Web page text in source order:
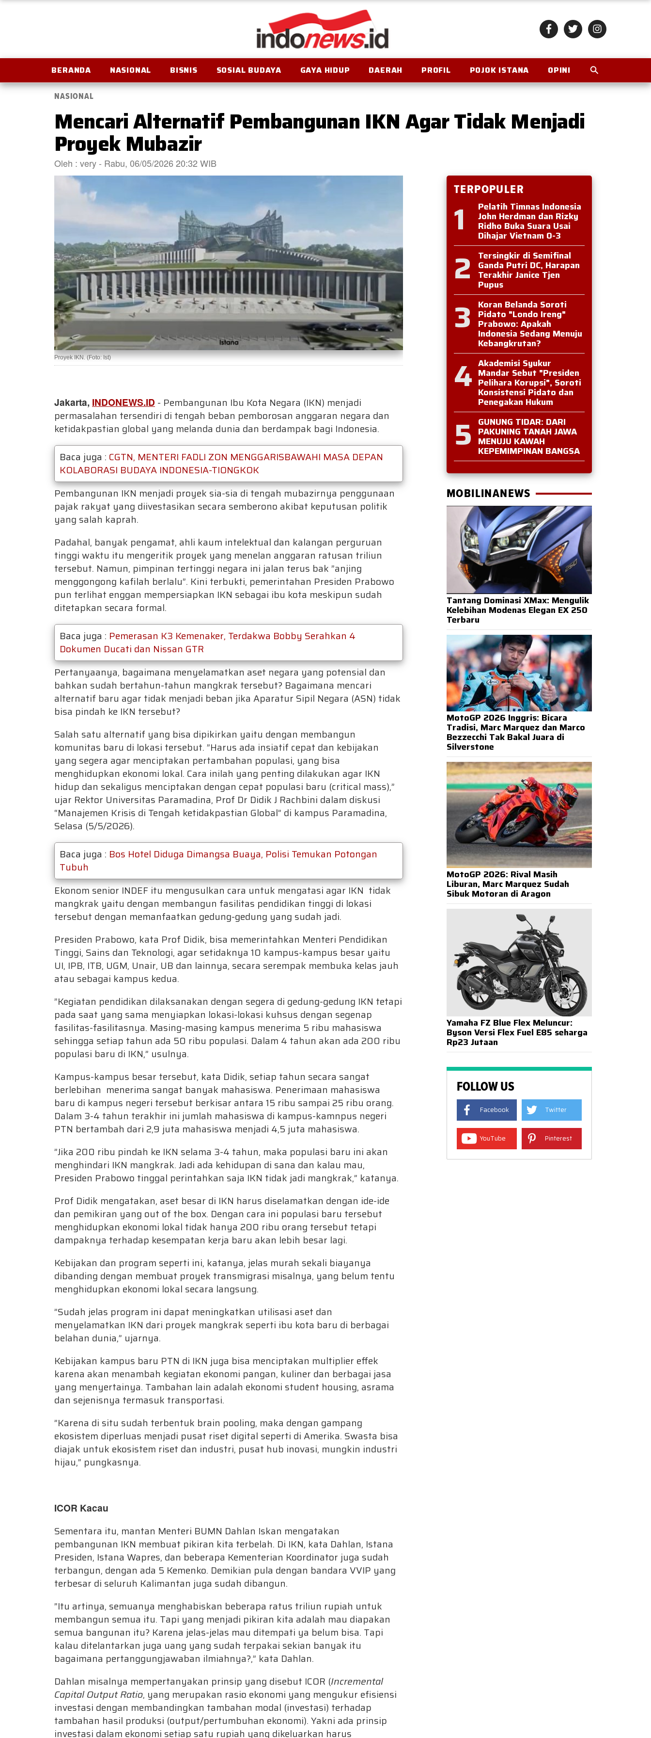
BERANDA NASIONAL BISNIS SOSIAL BUDAYA GAYA HIDUP DAERAH PROFIL POJOK ISTANA OPINI
NASIONAL
Mencari Alternatif Pembangunan IKN Agar Tidak Menjadi
Proyek Mubazir
Oleh : very - Rabu, 06/05/2026 20:32 WIB
Proyek IKN. (Foto: Ist)
Jakarta, INDONEWS.ID - Pembangunan Ibu Kota Negara (IKN) menjadi
permasalahan tersendiri di tengah beban pemborosan anggaran negara dan
ketidakpastian global yang melanda dunia dan berdampak bagi Indonesia.
Baca juga : CGTN, MENTERI FADLI ZON MENGGARISBAWAHI MASA DEPAN
KOLABORASI BUDAYA INDONESIA-TIONGKOK
Pembangunan IKN menjadi proyek sia-sia di tengah mubazirnya penggunaan
pajak rakyat yang diivestasikan secara semberono akibat keputusan politik
yang salah kaprah.
Padahal, banyak pengamat, ahli kaum intelektual dan kalangan perguruan
tinggi waktu itu mengeritik proyek yang menelan anggaran ratusan triliun
tersebut. Namun, pimpinan tertinggi negara ini jalan terus bak ”anjing
menggongong kafilah berlalu”. Kini terbukti, pemerintahan Presiden Prabowo
pun terlihat enggan mempersiapkan IKN sebagai ibu kota meskipun sudah
ditetapkan secara formal.
Baca juga : Pemerasan K3 Kemenaker, Terdakwa Bobby Serahkan 4
Dokumen Ducati dan Nissan GTR
Pertanyaanya, bagaimana menyelamatkan aset negara yang potensial dan
bahkan sudah bertahun-tahun mangkrak tersebut? Bagaimana mencari
alternatif baru agar tidak menjadi beban jika Aparatur Sipil Negara (ASN) tidak
bisa pindah ke IKN tersebut?
Salah satu alternatif yang bisa dipikirkan yaitu dengan membangun
komunitas baru di lokasi tersebut. ”Harus ada insiatif cepat dan kebijakan
yang segera agar menciptakan pertambahan populasi, yang bisa
menghidupkan ekonomi lokal. Cara inilah yang penting dilakukan agar IKN
hidup dan sekaligus menciptakan dengan cepat populasi baru (critical mass),”
ujar Rektor Universitas Paramadina, Prof Dr Didik J Rachbini dalam diskusi
“Manajemen Krisis di Tengah ketidakpastian Global” di kampus Paramadina,
Selasa (5/5/2026).
Baca juga : Bos Hotel Diduga Dimangsa Buaya, Polisi Temukan Potongan
Tubuh
Ekonom senior INDEF itu mengusulkan cara untuk mengatasi agar IKN tidak
mangkrak yaitu dengan membangun fasilitas pendidikan tinggi di lokasi
tersebut dengan memanfaatkan gedung-gedung yang sudah jadi.
Presiden Prabowo, kata Prof Didik, bisa memerintahkan Menteri Pendidikan
Tinggi, Sains dan Teknologi, agar setidaknya 10 kampus-kampus besar yaitu
UI, IPB, ITB, UGM, Unair, UB dan lainnya, secara serempak membuka kelas jauh
atau sebagai kampus kedua.
”Kegiatan pendidikan dilaksanakan dengan segera di gedung-gedung IKN tetapi
pada saat yang sama menyiapkan lokasi-lokasi kuhsus dengan segenap
fasilitas-fasilitasnya. Masing-masing kampus menerima 5 ribu mahasiswa
sehingga setiap tahun ada 50 ribu populasi. Dalam 4 tahun akan ada 200 ribu
populasi baru di IKN,” usulnya.
Kampus-kampus besar tersebut, kata Didik, setiap tahun secara sangat
berlebihan menerima sangat banyak mahasiswa. Penerimaan mahasiswa
baru di kampus negeri tersebut berkisar antara 15 ribu sampai 25 ribu orang.
Dalam 3-4 tahun terakhir ini jumlah mahasiswa di kampus-kamnpus negeri
PTN bertambah dari 2,9 juta mahasiswa menjadi 4,5 juta mahasiswa.
”Jika 200 ribu pindah ke IKN selama 3-4 tahun, maka populasi baru ini akan
menghindari IKN mangkrak. Jadi ada kehidupan di sana dan kalau mau,
Presiden Prabowo tinggal perintahkan saja IKN tidak jadi mangkrak,” katanya.
Prof Didik mengatakan, aset besar di IKN harus diselamatkan dengan ide-ide
dan pemikiran yang out of the box. Dengan cara ini populasi baru tersebut
menghidupkan ekonomi lokal tidak hanya 200 ribu orang tersebut tetapi
dampaknya terhadap kesempatan kerja baru akan lebih besar lagi.
Kebijakan dan program seperti ini, katanya, jelas murah sekali biayanya
dibanding dengan membuat proyek transmigrasi misalnya, yang belum tentu
menghidupkan ekonomi lokal secara langsung.
”Sudah jelas program ini dapat meningkatkan utilisasi aset dan
menyelamatkan IKN dari proyek mangkrak seperti ibu kota baru di berbagai
belahan dunia,” ujarnya.
Kebijakan kampus baru PTN di IKN juga bisa menciptakan multiplier effek
karena akan menambah kegiatan ekonomi pangan, kuliner dan berbagai jasa
yang menyertainya. Tambahan lain adalah ekonomi student housing, asrama
dan sejenisnya termasuk transportasi.
”Karena di situ sudah terbentuk brain pooling, maka dengan gampang
ekosistem diperluas menjadi pusat riset digital seperti di Amerika. Swasta bisa
diajak untuk ekosistem riset dan industri, pusat hub inovasi, mungkin industri
hijau,” pungkasnya.
ICOR Kacau
Sementara itu, mantan Menteri BUMN Dahlan Iskan mengatakan
pembangunan IKN membuat pikiran kita terbelah. Di IKN, kata Dahlan, Istana
Presiden, Istana Wapres, dan beberapa Kementerian Koordinator juga sudah
terbangun, dengan ada 5 Kemenko. Demikian pula dengan bandara VVIP yang
terbesar di seluruh Kalimantan juga sudah dibangun.
”Itu artinya, semuanya menghabiskan beberapa ratus triliun rupiah untuk
membangun semua itu. Tapi yang menjadi pikiran kita adalah mau diapakan
semua bangunan itu? Karena jelas-jelas mau ditempati ya belum bisa. Tapi
kalau ditelantarkan juga uang yang sudah terpakai sekian banyak itu
bagaimana pertanggungjawaban ilmiahnya?,” kata Dahlan.
Dahlan misalnya mempertanyakan prinsip yang disebut ICOR (Incremental
Capital Output Ratio, yang merupakan rasio ekonomi yang mengukur efisiensi
investasi dengan membandingkan tambahan modal (investasi) terhadap
tambahan hasil produksi (output/pertumbuhan ekonomi). Yakni ada prinsip
investasi dalam ekonomi setiap satu rupiah yang dikeluarkan harus
TERPOPULER
1 Pelatih Timnas Indonesia
John Herdman dan Rizky
Ridho Buka Suara Usai
Dihajar Vietnam 0-3
2 Tersingkir di Semifinal
Ganda Putri DC, Harapan
Terakhir Janice Tjen
Pupus
3 Koran Belanda Soroti
Pidato "Londo Ireng"
Prabowo: Apakah
Indonesia Sedang Menuju
Kebangkrutan?
4 Akademisi Syukur
Mandar Sebut "Presiden
Pelihara Korupsi", Soroti
Konsistensi Pidato dan
Penegakan Hukum
5 GUNUNG TIDAR: DARI
PAKUNING TANAH JAWA
MENUJU KAWAH
KEPEMIMPINAN BANGSA
MOBILINANEWS
Tantang Dominasi XMax: Mengulik
Kelebihan Modenas Elegan EX 250
Terbaru
MotoGP 2026 Inggris: Bicara
Tradisi, Marc Marquez dan Marco
Bezzecchi Tak Bakal Juara di
Silverstone
MotoGP 2026: Rival Masih
Liburan, Marc Marquez Sudah
Sibuk Motoran di Aragon
Yamaha FZ Blue Flex Meluncur:
Byson Versi Flex Fuel E85 seharga
Rp23 Jutaan
FOLLOW US
Facebook Twitter
YouTube Pinterest